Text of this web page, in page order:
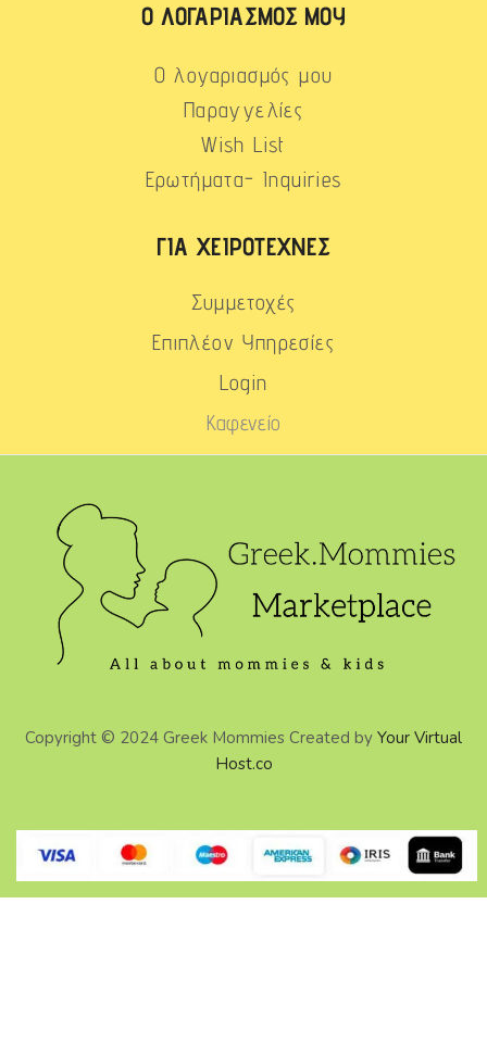
Ο ΛΟΓΑΡΙΑΣΜΌΣ ΜΟΥ
Ο λογαριασμός μου
Παραγγελίες
Wish List
Ερωτήματα- Inquiries
ΓΙΑ ΧΕΙΡΟΤΈΧΝΕΣ
Συμμετοχές
Επιπλέον Υπηρεσίες
Login
Καφενείο
Copyright © 2024 Greek Mommies Created by Your Virtual
Host.co